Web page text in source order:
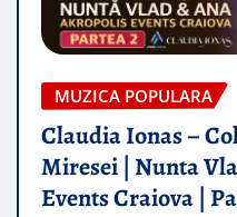
MUZICA POPULARA
Claudia Ionas –
Miresei | Nunta
Events Craiova |